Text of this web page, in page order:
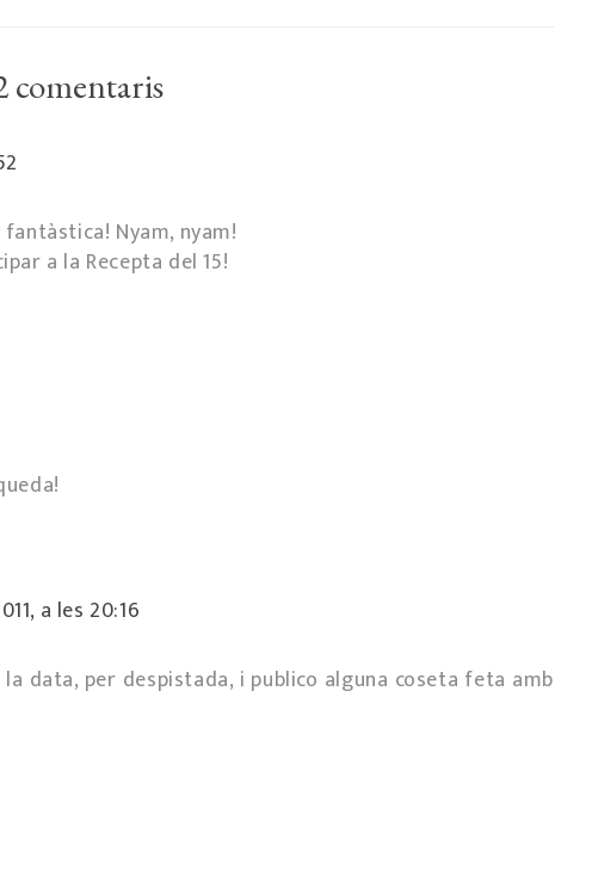
comentaris
Nyam, nyam!
a la Recepta del 15!
a les 20:16
data, per despistada, i publico alguna coseta feta amb